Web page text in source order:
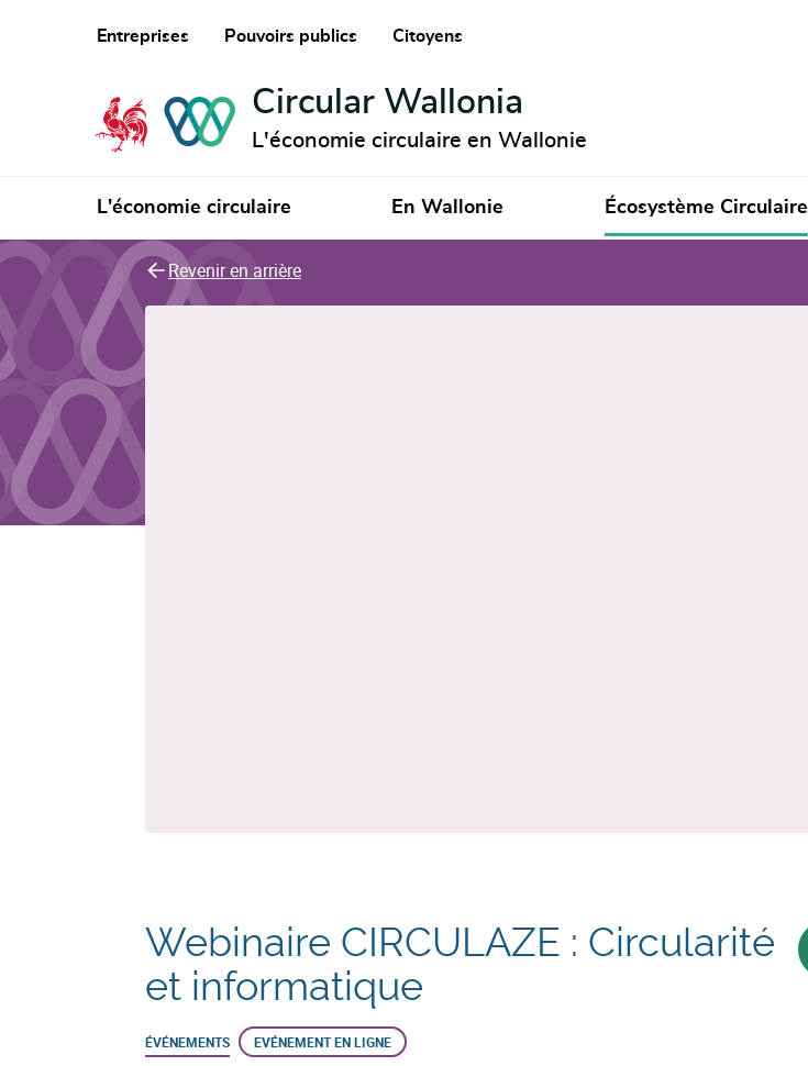
Entreprises Pouvoirs publics Citoyens
Circular Wallonia
L'économie circulaire en Wallonie
L'économie circulaire En Wallonie Écosystème Circulaire
Revenir en arrière
Webinaire CIRCULAZE : Circularité
et informatique
ÉVÉNEMENTS EVÉNEMENT EN LIGNE